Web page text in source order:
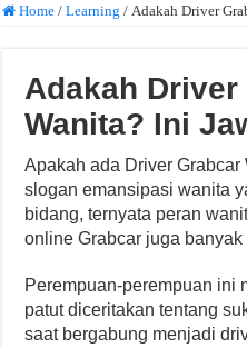
Home / Learning / Adakah Driver
Adakah Driver
Wanita? Ini
Apakah ada Driver
slogan emansipasi wanita
bidang, ternyata peran
online Grabcar juga banyak
Perempuan-perempuan ini
patut diceritakan tentang
saat bergabung menjadi